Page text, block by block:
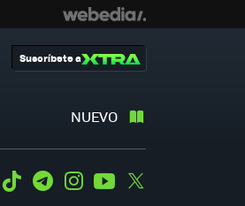
NUEVO
Suscríbete a
WhatsApp
Tiktok TelegramInstagramYoutube